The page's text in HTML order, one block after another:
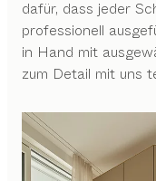
dafür, dass jeder
professionell
in Hand mit
zum Detail mit uns